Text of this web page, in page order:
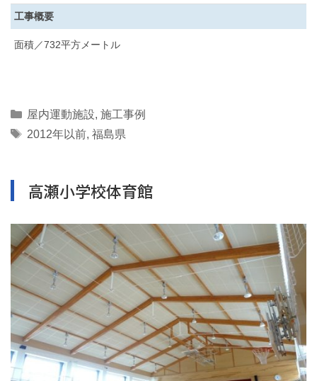
工事概要
面積／732平方メートル
Categories
屋内運動施設, 施工事例
Tags
2012年以前, 福島県
高瀬小学校体育館